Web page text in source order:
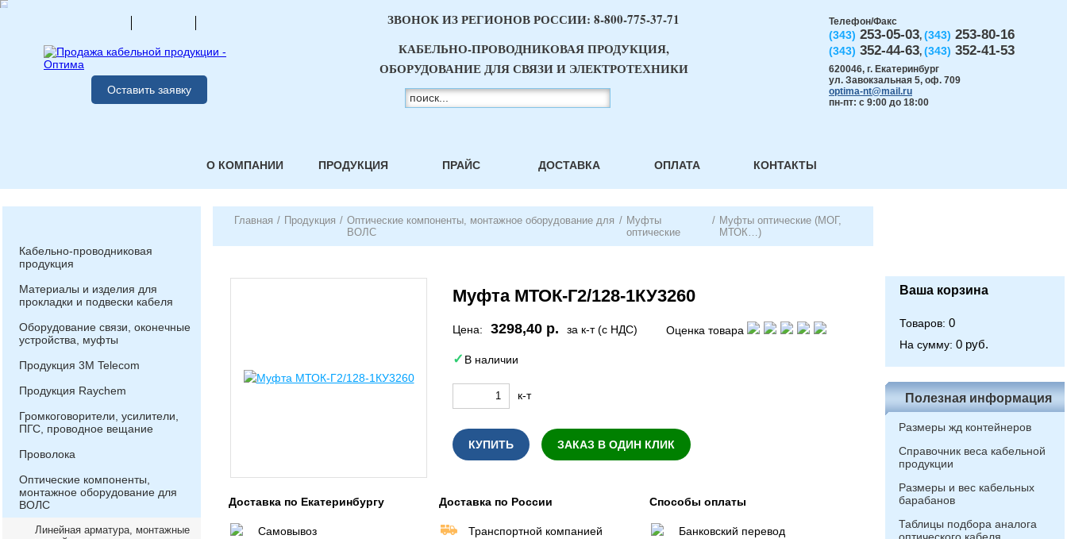
Оставить заявку
Телефон/Факс
(343) 253-05-03, (343) 253-80-16
(343) 352-44-63, (343) 352-41-53
620046, г. Екатеринбург
ул. Завокзальная 5, оф. 709
optima-nt@mail.ru
пн-пт: с 9:00 до 18:00
ЗВОНОК ИЗ РЕГИОНОВ РОССИИ: 8-800-775-37-71
КАБЕЛЬНО-ПРОВОДНИКОВАЯ ПРОДУКЦИЯ,
ОБОРУДОВАНИЕ ДЛЯ СВЯЗИ И ЭЛЕКТРОТЕХНИКИ
О КОМПАНИИ ПРОДУКЦИЯ ПРАЙС ДОСТАВКА ОПЛАТА КОНТАКТЫ
Кабельно-проводниковая
продукция
Материалы и изделия для
прокладки и подвески кабеля
Оборудование связи, оконечные
устройства, муфты
Продукция 3М Telecom
Продукция Raychem
Громкоговорители, усилители,
ПГС, проводное вещание
Проволока
Оптические компоненты,
монтажное оборудование для
ВОЛС
Линейная арматура, монтажные
Главная / Продукция / Оптические компоненты, монтажное оборудование для
ВОЛС
/ Муфты
оптические
/ Муфты оптические (МОГ,
МТОК…)
Муфта МТОК-Г2/128-1КУ3260
Цена: 3298,40 р. за к-т (с НДС) Оценка товара
В наличии
к-т
КУПИТЬ ЗАКАЗ В ОДИН КЛИК
Доставка по Екатеринбургу
Самовывоз
Доставка по России
Транспортной компанией
Способы оплаты
Банковский перевод
Ваша корзина
Товаров: 0
На сумму: 0 руб.
Полезная информация
Размеры жд контейнеров
Справочник веса кабельной
продукции
Размеры и вес кабельных
барабанов
Таблицы подбора аналога